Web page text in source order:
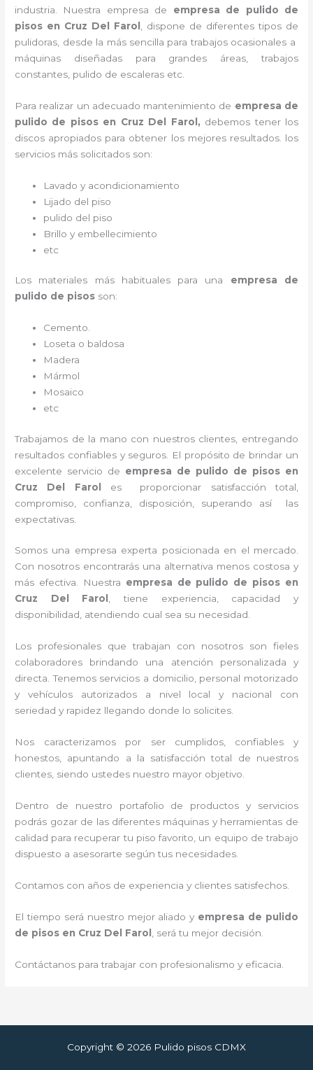
industria. Nuestra empresa de empresa de pulido de
pisos en Cruz Del Farol
, dispone de diferentes tipos de
pulidoras, desde la más sencilla para trabajos ocasionales a
máquinas diseñadas para grandes áreas, trabajos
constantes, pulido de escaleras etc.
Para realizar un adecuado mantenimiento de empresa de
pulido de pisosen Cruz Del Farol, debemos tener los
discos apropiados para obtener los mejores resultados. los
servicios más solicitados son:
Lavado y acondicionamiento
Lijado del piso
pulido del piso
Brillo y embellecimiento
etc
Los materiales más habituales para una empresa de
pulido de pisos son:
Cemento.
Loseta o baldosa
Madera
Mármol
Mosaico
etc
Trabajamos de la mano con nuestros clientes, entregando
resultados confiables y seguros. El propósito de brindar un
excelente servicio de empresa de pulido de pisos en
Cruz Del Farol es proporcionar satisfacción total,
compromiso, confianza, disposición, superando así las
expectativas.
Somos una empresa experta posicionada en el mercado.
Con nosotros encontrarás una alternativa menos costosa y
más efectiva. Nuestra empresa de pulido de pisos en
Cruz Del Farol , tiene experiencia, capacidad y
disponibilidad, atendiendo cual sea su necesidad.
Los profesionales que trabajan con nosotros son fieles
colaboradores brindando una atención personalizada y
directa.Tenemos servicios a domicilio, personal motorizado
y vehículos autorizados a nivel local y nacional con
seriedad y rapidez llegando donde lo solicites.
Nos caracterizamos por ser cumplidos, confiables y
honestos, apuntando a la satisfacción total de nuestros
clientes, siendo ustedes nuestro mayor objetivo.
Dentro de nuestro portafolio de productos y servicios
podrás gozar de las diferentes máquinas y herramientas de
calidad para recuperar tu piso favorito, un equipo de trabajo
dispuesto a asesorarte según tus necesidades.
Contamos con años de experiencia y clientes satisfechos.
El tiempo será nuestro mejor aliado y empresa de pulido
de pisos en Cruz Del Farol , será tu mejor decisión.
Contáctanos para trabajar con profesionalismo y eficacia.
Copyright © 2026 Pulido pisos CDMX